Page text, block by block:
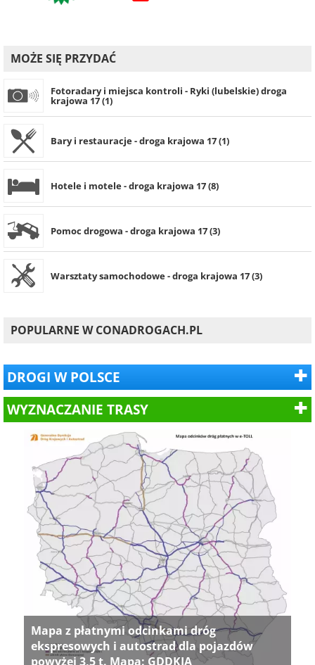
MOŻE SIĘ PRZYDAĆ
Fotoradary i miejsca kontroli - Ryki (lubelskie) droga
krajowa 17 (1)
Bary i restauracje - droga krajowa 17 (1)
Hotele i motele - droga krajowa 17 (8)
Pomoc drogowa - droga krajowa 17 (3)
Warsztaty samochodowe - droga krajowa 17 (3)
POPULARNE W CONADROGACH.PL
DROGI W POLSCE
WYZNACZANIE TRASY
Mapa z płatnymi odcinkami dróg
ekspresowych i autostrad dla pojazdów
powyżej 3,5 t. Mapa: GDDKIA